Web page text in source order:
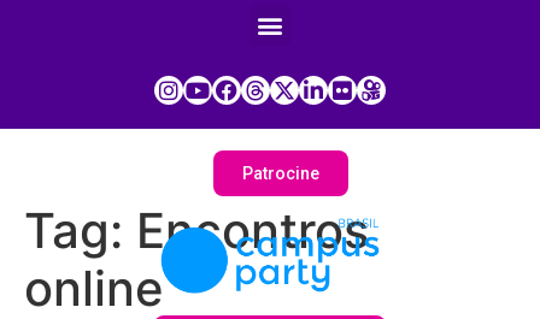
Patrocine
Tag: Encontros
online